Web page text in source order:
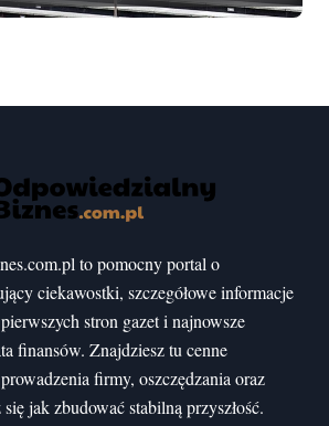
to pomocny portal o
ciekawostki, szczegółowe informacje
stron gazet i najnowsze
finansów. Znajdziesz tu cenne
firmy, oszczędzania oraz
jak zbudować stabilną przyszłość.